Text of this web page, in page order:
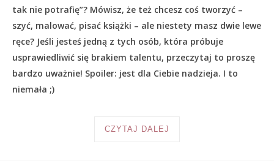
tak nie potrafię”? Mówisz, że też chcesz coś tworzyć –
szyć, malować, pisać książki – ale niestety masz dwie lewe
ręce? Jeśli jesteś jedną z tych osób, która próbuje
usprawiedliwić się brakiem talentu, przeczytaj to proszę
bardzo uważnie! Spoiler: jest dla Ciebie nadzieja. I to
niemała ;)
CZYTAJ DALEJ